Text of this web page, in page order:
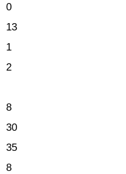
0
13
1
2
8
30
35
8